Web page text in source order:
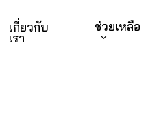
เกี่ยวกับ
เรา
ช่วยเหลือ